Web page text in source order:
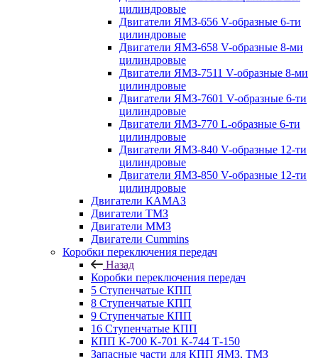
цилиндровые
Двигатели ЯМЗ-656 V-образные 6-ти
цилиндровые
Двигатели ЯМЗ-658 V-образные 8-ми
цилиндровые
Двигатели ЯМЗ-7511 V-образные 8-ми
цилиндровые
Двигатели ЯМЗ-7601 V-образные 6-ти
цилиндровые
Двигатели ЯМЗ-770 L-образные 6-ти
цилиндровые
Двигатели ЯМЗ-840 V-образные 12-ти
цилиндровые
Двигатели ЯМЗ-850 V-образные 12-ти
цилиндровые
Двигатели КАМАЗ
Двигатели ТМЗ
Двигатели ММЗ
Двигатели Cummins
Коробки переключения передач
Назад
Коробки переключения передач
5 Ступенчатые КПП
8 Ступенчатые КПП
9 Ступенчатые КПП
16 Ступенчатые КПП
КПП К-700 К-701 К-744 Т-150
Запасные части для КПП ЯМЗ, ТМЗ